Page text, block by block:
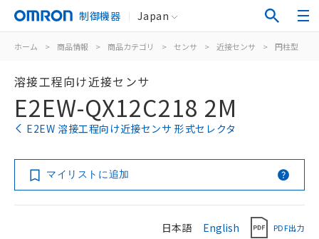
制御機器 Japan
ホーム > 商品情報 > 商品カテゴリ > センサ > 近接センサ > 円柱型
溶接工程向け近接センサ
E2EW-QX12C218 2M
E2EW 溶接工程向け近接センサ 形式セレクタ
マイリストに追加
日本語 English PDF出力